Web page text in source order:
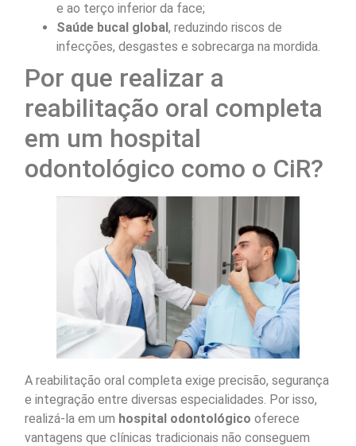
e ao terço inferior da face;
Saúde bucal global, reduzindo riscos de
infecções, desgastes e sobrecarga na mordida.
Por que realizar a
reabilitação oral completa
em um hospital
odontológico como o CiR?
A reabilitação oral completa exige precisão, segurança
e integração entre diversas especialidades. Por isso,
realizá-la em um hospital odontológico oferece
vantagens que clínicas tradicionais não conseguem